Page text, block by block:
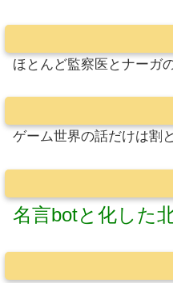
ほとんど監察医とナーガ
ゲーム世界の話だけは割
名言botと化した